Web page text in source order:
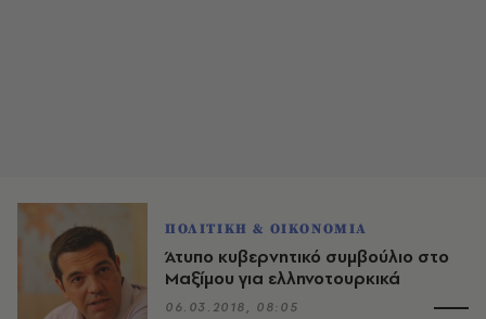
ΠΟΛΙΤΙΚΗ & ΟΙΚΟΝΟΜΙΑ
Άτυπο κυβερνητικό συμβούλιο στο
Μαξίμου για ελληνοτουρκικά
06.03.2018, 08:05